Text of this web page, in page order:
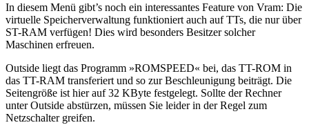
In diesem Menü gibt’s noch ein interessantes Feature von Vram: Die
virtuelle Speicherverwaltung funktioniert auch auf TTs, die nur über
ST-RAM verfügen! Dies wird besonders Besitzer solcher
Maschinen erfreuen.
Outside liegt das Programm »ROMSPEED« bei, das TT-ROM in
das TT-RAM transferiert und so zur Beschleunigung beiträgt. Die
Seitengröße ist hier auf 32 KByte festgelegt. Sollte der Rechner
unter Outside abstürzen, müssen Sie leider in der Regel zum
Netzschalter greifen.